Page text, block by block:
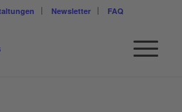
Newsletter FAQ